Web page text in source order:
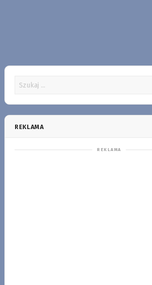
REKLAMA